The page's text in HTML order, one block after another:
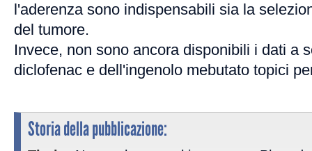
l'aderenza sono indispensabili sia la
del tumore.
Invece, non sono ancora disponibili i dati a
diclofenac e dell'ingenolo mebutato topici
Storia della pubblicazione: